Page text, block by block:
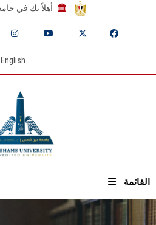
أهلاً بك في
English
القائمة